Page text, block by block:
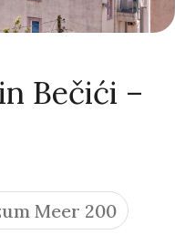
Bečići –
Meer 200